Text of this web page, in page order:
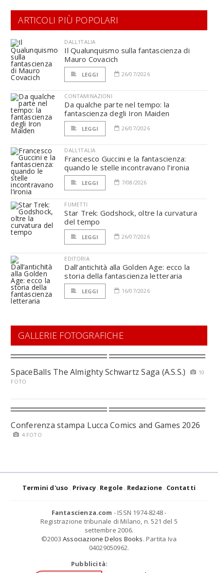
ARTICOLI PIÙ POPOLARI
DALL'ITALIA
Il Qualunquismo sulla fantascienza di
Mauro Covacich
LEGGI 26/07/2026
CONTAMINAZIONI
Da qualche parte nel tempo: la
fantascienza degli Iron Maiden
LEGGI 26/07/2026
DALL'ITALIA
Francesco Guccini e la fantascienza:
quando le stelle incontravano l’ironia
LEGGI 7/08/2026
FUMETTI
Star Trek: Godshock, oltre la curvatura
del tempo
LEGGI 26/07/2026
EDITORIA
Dall’antichità alla Golden Age: ecco la
storia della fantascienza letteraria
LEGGI 16/07/2026
GALLERIE FOTOGRAFICHE
SpaceBalls The Almighty Schwartz Saga (A.S.S.)
10
FOTO
Conferenza stampa Lucca Comics and Games 2026
4 FOTO
Termini d'uso Privacy Regole Redazione Contatti
Fantascienza.com - ISSN 1974-8248 -
Registrazione tribunale di Milano, n. 521 del 5
settembre 2006.
©2003 Associazione Delos Books. Partita Iva
04029050962.
Pubblicità: